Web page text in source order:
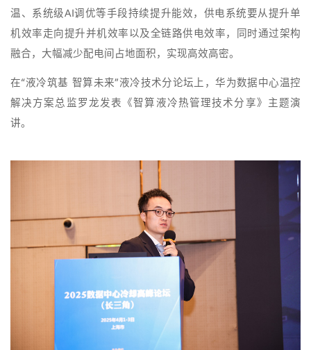
温、系统级AI调优等手段持续提升能效，供电系统要从提升单
机效率走向提升并机效率以及全链路供电效率，同时通过架构
融合，大幅减少配电间占地面积，实现高效高密。
在“液冷筑基 智算未来”液冷技术分论坛上，华为数据中心温控
解决方案总监罗龙发表《智算液冷热管理技术分享》主题演
讲。